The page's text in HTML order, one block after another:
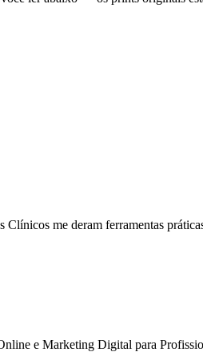
me deram ferramentas
e Marketing Digital para